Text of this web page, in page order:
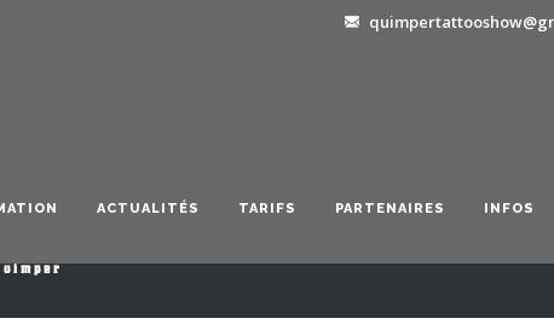
ACTUALITÉS TARIFS PARTENAIRES INFOS